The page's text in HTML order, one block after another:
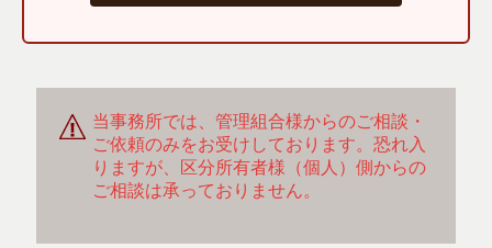
当事務所では、管理組合様からのご相談・
ご依頼のみをお受けしております。恐れ入
りますが、区分所有者様（個人）側からの
ご相談は承っておりません。